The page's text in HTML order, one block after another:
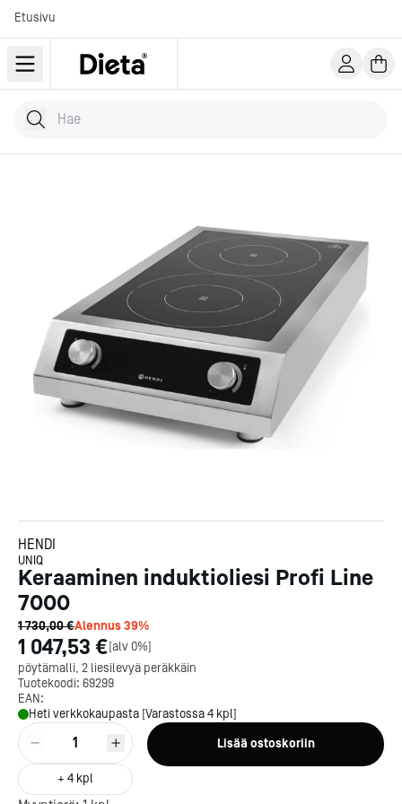
Etusivu
Hae tuotteita
Kirjoita hakusana...
HENDI
UNIQ
Keraaminen induktioliesi Profi Line
7000
1 730,00 €Alennus39%
1 047,53 €[alv 0%]
pöytämalli, 2 liesilevyä peräkkäin
Tuotekoodi: 69299
EAN:
Heti verkkokaupasta [Varastossa 4 kpl]
1
+ 4 kpl
Lisää ostoskoriin